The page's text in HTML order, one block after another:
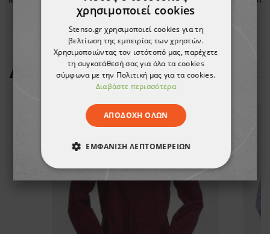
ΔΕΊΤΕ ΠΕΡΙΣΣΌΤΕΡΑ
χρησιμοποιεί cookies
Stenso.gr χρησιμοποιεί cookies για τη
βελτίωση της εμπειρίας των χρηστών.
Χρησιμοποιώντας τον ιστότοπό μας, παρέχετε
τη συγκατάθεσή σας για όλα τα cookies
σύμφωνα με την Πολιτική μας για τα cookies.
Διαβάστε περισσότερα
ΑΠΟΔΟΧΉ ΌΛΩΝ
ΕΜΦΆΝΙΣΗ ΛΕΠΤΟΜΕΡΕΙΏΝ
ΑΠΟΛΎΤΩΣ ΑΠΑΡΑΊΤΗΤΑ
ΑΠΌΔΟΣΗΣ ΣΤΌΧΕΥΣΗΣ